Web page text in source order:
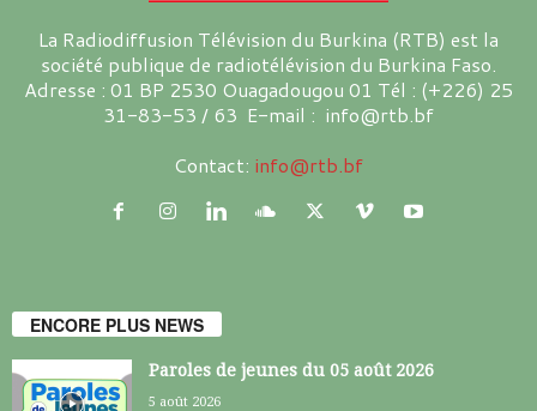
La Radiodiffusion Télévision du Burkina (RTB) est la
société publique de radiotélévision du Burkina Faso.
Adresse : 01 BP 2530 Ouagadougou 01 Tél : (+226) 25
31-83-53 / 63 E-mail : info@rtb.bf
Contact: info@rtb.bf
ENCORE PLUS NEWS
Paroles de jeunes du 05 août 2026
5 août 2026